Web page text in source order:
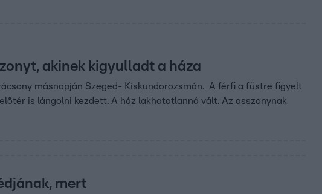
akinek kigyulladt a háza
másnapján Szeged- Kiskundorozsmán. A férfi a füstre figyelt
is lángolni kezdett. A ház lakhatatlanná vált. Az asszonynak
mert